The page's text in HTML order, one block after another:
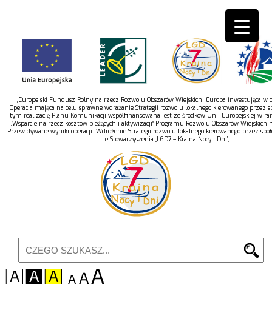
„Europejski Fundusz Rolny na rzecz Rozwoju Obszarów Wiejskich: Europa inwestująca w
Operacja mająca na celu sprawne wdrażanie Strategii rozwoju lokalnego kierowanego przez
tym realizację Planu Komunikacji współfinansowana jest ze środków Unii Europejskiej w
„Wsparcie na rzecz kosztów bieżących i aktywizacji” Programu Rozwoju Obszarów Wiejskich
Przewidywane wyniki operacji: Wdrożenie Strategii rozwoju lokalnego kierowanego przez
e Stowarzyszenia „LGD7 – Kraina Nocy i Dni”,